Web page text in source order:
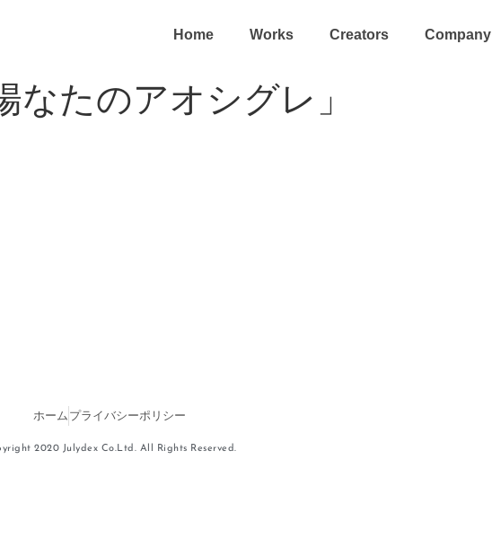
Home Works Creators Company
なたのアオシグレ」
ホーム プライバシーポリシー
2020 Julydex Co.Ltd. All Rights Reserved.